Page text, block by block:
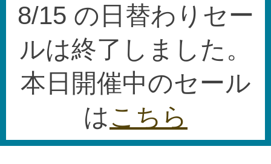
8/15 の日替わりセー
ルは終了しました。
本日開催中のセール
は こちら